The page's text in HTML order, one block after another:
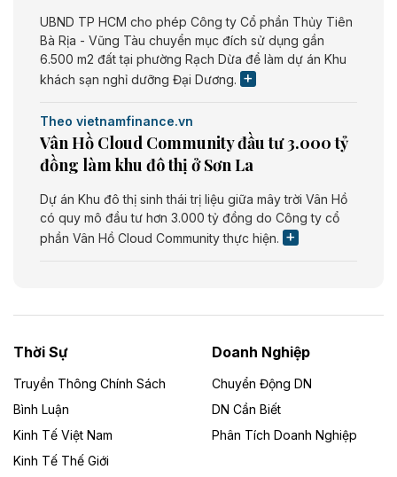
UBND TP HCM cho phép Công ty Cổ phần Thủy Tiên
Bà Rịa - Vũng Tàu chuyển mục đích sử dụng gần
6.500 m2 đất tại phường Rạch Dừa để làm dự án Khu
khách sạn nghỉ dưỡng Đại Dương.
Theo vietnamfinance.vn
Vân Hồ Cloud Community đầu tư 3.000 tỷ
đồng làm khu đô thị ở Sơn La
Dự án Khu đô thị sinh thái trị liệu giữa mây trời Vân Hồ
có quy mô đầu tư hơn 3.000 tỷ đồng do Công ty cổ
phần Vân Hồ Cloud Community thực hiện.
Dự án Nhà máy xử lý rác và phát điện Bắc Giang do
Công ty TNHH Năng lượng môi trường Bắc Giang làm
Theo vietnamfinance.vn
Đức Long Gia Lai mở rộng ‘hệ sinh thái’
Thời Sự
Truyền Thông Chính Sách
Bình Luận
Kinh Tế Việt Nam
Kinh Tế Thế Giới
Doanh Nghiệp
Chuyển Động DN
DN Cần Biết
Phân Tích Doanh Nghiệp